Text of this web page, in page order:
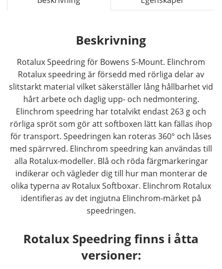
Beskrivning
Rotalux Speedring för Bowens S-Mount. Elinchrom
Rotalux speedring är försedd med rörliga delar av
slitstarkt material vilket säkerställer lång hållbarhet vid
hårt arbete och daglig upp- och nedmontering.
Elinchrom speedring har totalvikt endast 263 g och
rörliga spröt som gör att softboxen lätt kan fällas ihop
för transport. Speedringen kan roteras 360° och låses
med spärrvred. Elinchrom speedring kan användas till
alla Rotalux-modeller. Blå och röda färgmarkeringar
indikerar och vägleder dig till hur man monterar de
olika typerna av Rotalux Softboxar. Elinchrom Rotalux
identifieras av det ingjutna Elinchrom-märket på
speedringen.
Rotalux Speedring finns i åtta
versioner: